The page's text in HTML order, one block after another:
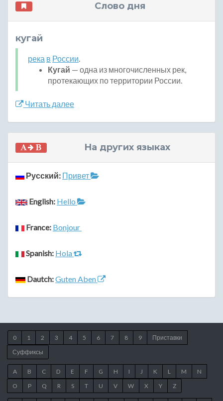
Слово дня
кугай
река в России.
Кугай — одна из многочисленных рек,
протекающих по территории России.
Читать далее
На других языках
Русский: Привет
English: Hello
France: Bonjour
Spanish: Hola
Dautch:Guten Aben
0 1 2 3 4 5 6 7 8 9
Приставки
Суффиксы
A B C D E F G H I J K L M
N
O
P Q R S T U V W X Y Z